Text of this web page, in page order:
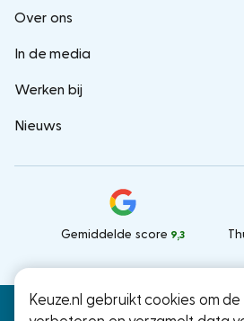
Keuze.nl gebruikt cookies om
Over ons
In de media
Werken bij
Nieuws
Gemiddelde score 9,3
Keuze.nl B.V.